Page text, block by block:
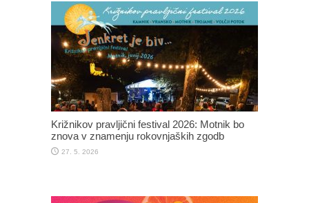
Križnikov pravljični festival 2026: Motnik bo
znova v znamenju rokovnjaških zgodb
27. 5. 2026